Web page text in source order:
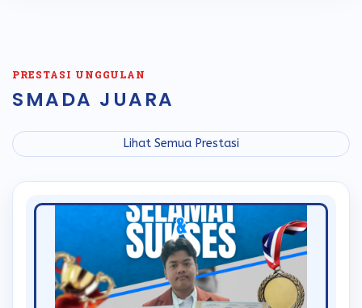
PRESTASI UNGGULAN
SMADA JUARA
Lihat Semua Prestasi